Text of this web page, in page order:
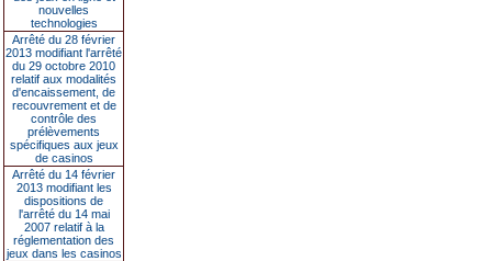
nouvelles
technologies
Arrêté du 28 février
2013 modifiant l'arrêté
du 29 octobre 2010
relatif aux modalités
d'encaissement, de
recouvrement et de
contrôle des
prélèvements
spécifiques aux jeux
de casinos
Arrêté du 14 février
2013 modifiant les
dispositions de
l'arrêté du 14 mai
2007 relatif à la
réglementation des
jeux dans les casinos